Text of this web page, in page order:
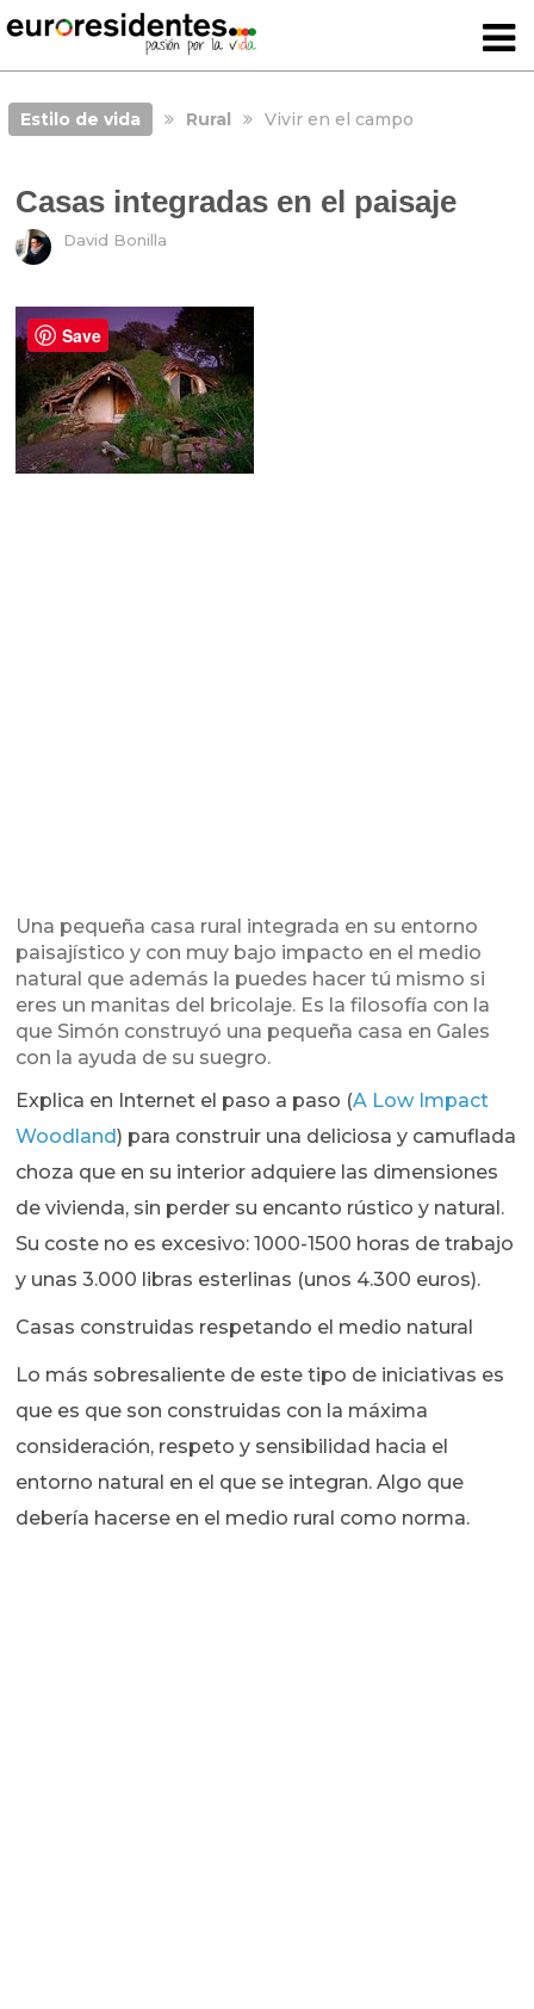
Estilo de vida Rural Vivir en el campo
Casas integradas en el paisaje
David Bonilla
Una pequeña casa rural integrada en su entorno
paisajístico y con muy bajo impacto en el medio
natural que además la puedes hacer tú mismo si
eres un manitas del bricolaje. Es la filosofía con la
que Simón construyó una pequeña casa en Gales
con la ayuda de su suegro.
Explica en Internet el paso a paso (A Low Impact
Woodland) para construir una deliciosa y camuflada
choza que en su interior adquiere las dimensiones
de vivienda, sin perder su encanto rústico y natural.
Su coste no es excesivo: 1000-1500 horas de trabajo
y unas 3.000 libras esterlinas (unos 4.300 euros).
Casas construidas respetando el medio natural
Lo más sobresaliente de este tipo de iniciativas es
que es que son construidas con la máxima
consideración, respeto y sensibilidad hacia el
entorno natural en el que se integran. Algo que
debería hacerse en el medio rural como norma.
Save